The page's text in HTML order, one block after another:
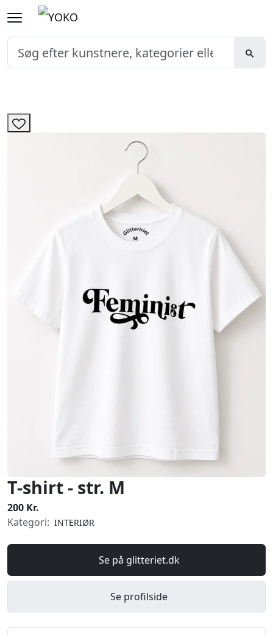
T-shirt - str. M
200 Kr.
Kategori: INTERIØR
Se på glitteriet.dk
Se profilside